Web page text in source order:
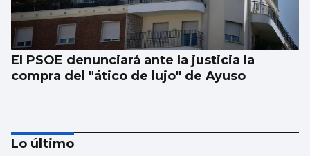
El PSOE denunciará ante la justicia la
compra del "ático de lujo" de Ayuso
Lo último